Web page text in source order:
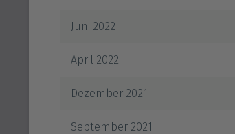
Juni 2022
April 2022
Dezember 2021
September 2021